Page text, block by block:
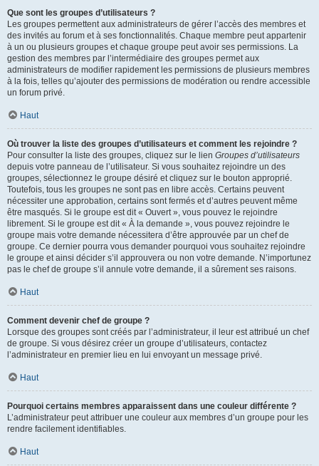
Que sont les groupes d’utilisateurs ?
Les groupes permettent aux administrateurs de gérer l’accès des membres et
des invités au forum et à ses fonctionnalités. Chaque membre peut appartenir
à un ou plusieurs groupes et chaque groupe peut avoir ses permissions. La
gestion des membres par l’intermédiaire des groupes permet aux
administrateurs de modifier rapidement les permissions de plusieurs membres
à la fois, telles qu’ajouter des permissions de modération ou rendre accessible
un forum privé.
Haut
Où trouver la liste des groupes d’utilisateurs et comment les rejoindre ?
Pour consulter la liste des groupes, cliquez sur le lien Groupes d’utilisateurs
depuis votre panneau de l’utilisateur. Si vous souhaitez rejoindre un des
groupes, sélectionnez le groupe désiré et cliquez sur le bouton approprié.
Toutefois, tous les groupes ne sont pas en libre accès. Certains peuvent
nécessiter une approbation, certains sont fermés et d’autres peuvent même
être masqués. Si le groupe est dit « Ouvert », vous pouvez le rejoindre
librement. Si le groupe est dit « À la demande », vous pouvez rejoindre le
groupe mais votre demande nécessitera d’être approuvée par un chef de
groupe. Ce dernier pourra vous demander pourquoi vous souhaitez rejoindre
le groupe et ainsi décider s’il approuvera ou non votre demande. N’importunez
pas le chef de groupe s’il annule votre demande, il a sûrement ses raisons.
Haut
Comment devenir chef de groupe ?
Lorsque des groupes sont créés par l’administrateur, il leur est attribué un chef
de groupe. Si vous désirez créer un groupe d’utilisateurs, contactez
l’administrateur en premier lieu en lui envoyant un message privé.
Haut
Pourquoi certains membres apparaissent dans une couleur différente ?
L’administrateur peut attribuer une couleur aux membres d’un groupe pour les
rendre facilement identifiables.
Haut